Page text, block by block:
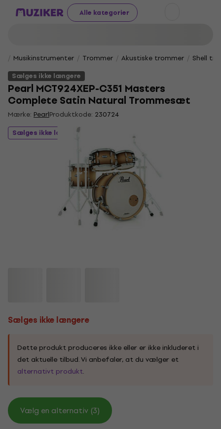
Alle kategorier
Musikinstrumenter Trommer Akustiske trommer
Shell
Sælges ikke længere
Pearl MCT924XEP-C351 Masters
Complete Satin Natural Trommesæt
Mærke: PearlProduktkode: 230724
Sælges ikke længere
Sælges ikke længere
Dette produkt produceres ikke eller er ikke inkluderet i
det aktuelle tilbud. Vi anbefaler, at du vælger et
alternativt produkt.
Vælg en alternativ (3)